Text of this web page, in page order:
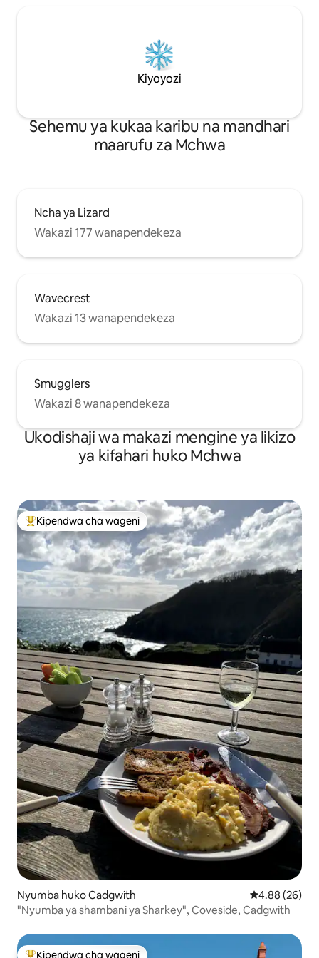
Kiyoyozi
Sehemu ya kukaa karibu na mandhari
maarufu za Mchwa
Ncha ya Lizard
Wakazi 177 wanapendekeza
Wavecrest
Wakazi 13 wanapendekeza
Smugglers
Wakazi 8 wanapendekeza
Ukodishaji wa makazi mengine ya likizo
ya kifahari huko Mchwa
Kipendwa maarufu cha wageni
Kipendwa cha wageni
Nyumba huko Cadgwith Ukadiriaji wa
4.88 (26)
"Nyumba ya shambani ya Sharkey", Coveside, Cadgwith